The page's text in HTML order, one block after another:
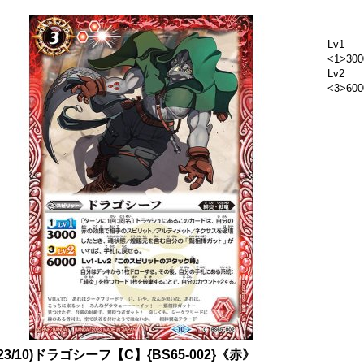
Lv1
Lv2
10)ドラゴシーフ【C】{BS65-002}《赤》